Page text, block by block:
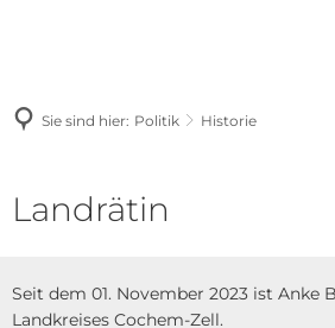
Sie sind hier: Politik Historie
Historie
Landrätin
Seit dem 01. November 2023 ist Anke
Landkreises Cochem-Zell.